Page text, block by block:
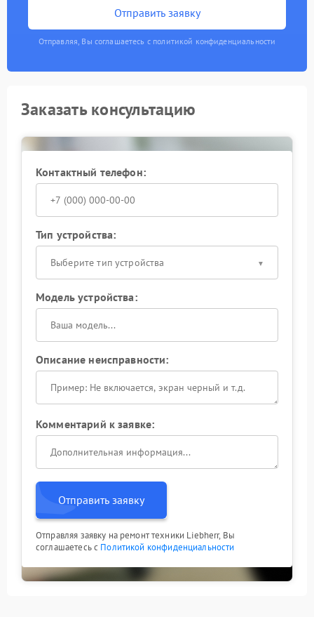
Отправить заявку
Отправляя, Вы соглашаетесь с политикой конфиденциальности
Заказать консультацию
Контактный телефон:
Тип устройства:
Выберите тип устройства
Модель устройства:
Описание неисправности:
Комментарий к заявке:
Отправить заявку
Отправляя заявку на ремонт техники Liebherr, Вы
соглашаетесь с Политикой конфиденциальности